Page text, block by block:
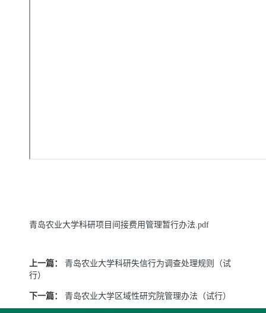
青岛农业大学科研项目间接费用管理暂行办法.pdf
上一篇：
青岛农业大学科研失信行为调查处理规则（试
行）
下一篇： 青岛农业大学区域性研究院管理办法（试行）